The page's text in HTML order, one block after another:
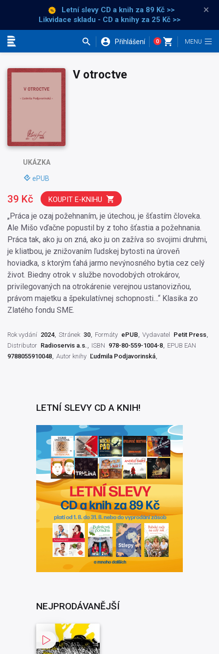
Letní slevy CD a knih za 89 Kč >>
Likvidace skladu - CD a knihy za 25 Kč >>
×
Přihlášení 0
UKÁZKA
ePUB
V otroctve
„Práca je ozaj požehnaním, je útechou, je šťastím človeka.
Ale Mišo vďačne popustil by z toho šťastia a požehnania.
Práca tak, ako ju on zná, ako ju on zažíva so svojimi druhmi,
je kliatbou, je znižovaním ľudskej bytosti na úroveň
hoviadka, s ktorým ťahá jarmo nevýnosného bytia cez celý
život. Biedny otrok v službe novodobých otrokárov,
privilegovaných na otrokárenie verejnou ustanovizňou,
právom majetku a špekulatívnej schopnosti…“ Klasika zo
Zlatého fondu SME.
39 Kč KOUPIT E-KNIHU
Rok vydání 2024 Stránek 30 Formáty ePUB Vydavatel
Petit Press
Distributor Radioservis a.s. ISBN 978-80-559-1004-8
EPUB EAN
9788055910048 Autor knihy Ľudmila Podjavorinská
LETNÍ SLEVY CD A KNIH!
NEJPRODÁVANĚJŠÍ